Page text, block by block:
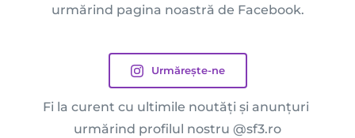
urmărind pagina noastră de Facebook.
Urmărește-ne
Fi la curent cu ultimile noutăți și anunțuri
urmărind profilul nostru @sf3.ro